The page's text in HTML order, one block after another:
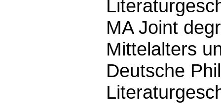
MA Joint
Mittelalters
Deutsche